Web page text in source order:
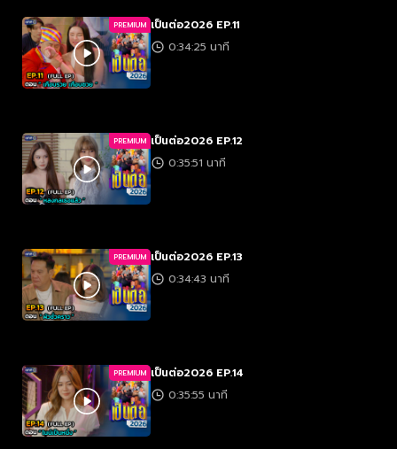
PREMIUM เป็นต่อ2026 EP.11
0:34:25 นาที
PREMIUM เป็นต่อ2026 EP.12
0:35:51 นาที
PREMIUM เป็นต่อ2026 EP.13
0:34:43 นาที
PREMIUM เป็นต่อ2026 EP.14
0:35:55 นาที